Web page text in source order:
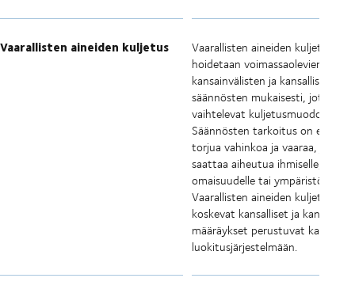
Vaarallisten aineiden kuljetus
Vaarallisten aineiden kuljetukset
hoidetaan voimassaolevien
kansainvälisten ja kansallisten
säännösten mukaisesti, jotka
vaihtelevat kuljetusmuodoittain.
Säännösten tarkoitus on
torjua vahinkoa ja vaaraa, jota
saattaa aiheutua ihmiselle,
omaisuudelle tai ympäristölle.
Vaarallisten aineiden kuljetuksia
koskevat kansalliset ja
määräykset perustuvat kaikki
luokitusjärjestelmään.